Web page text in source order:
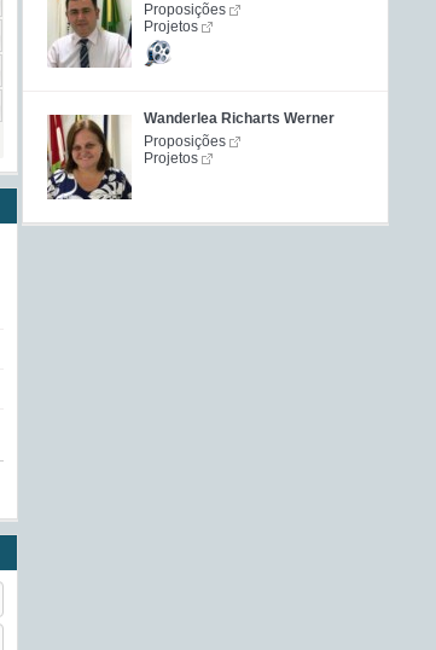
Proposições
Projetos
Wanderlea Richarts Werner
Proposições
Projetos